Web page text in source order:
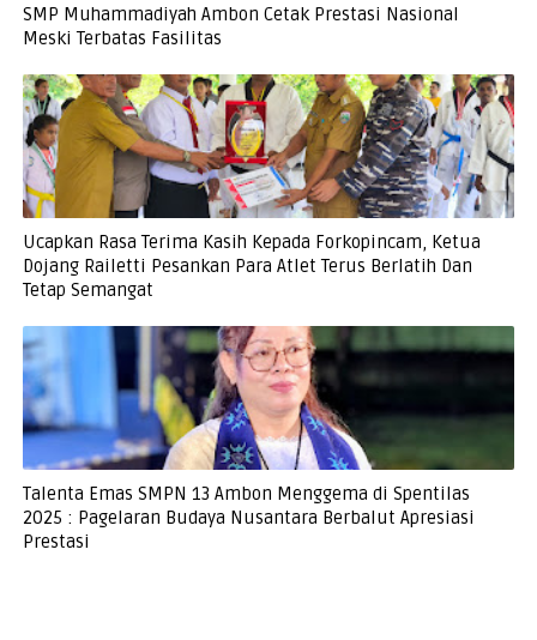
SMP Muhammadiyah Ambon Cetak Prestasi Nasional
Meski Terbatas Fasilitas
Ucapkan Rasa Terima Kasih Kepada Forkopincam, Ketua
Dojang Railetti Pesankan Para Atlet Terus Berlatih Dan
Tetap Semangat
Talenta Emas SMPN 13 Ambon Menggema di Spentilas
2025 : Pagelaran Budaya Nusantara Berbalut Apresiasi
Prestasi